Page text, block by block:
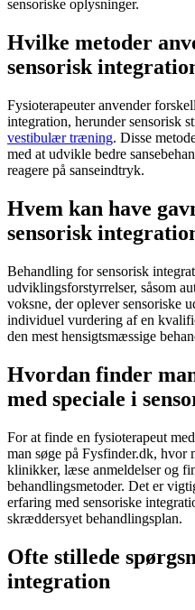
sensoriske oplysninger.
Hvilke metoder
sensorisk
Fysioterapeuter anvender
integration, herunder sensorisk
vestibulær træning. Disse
med at udvikle bedre
reagere på sanseindtryk.
Hvem kan have
sensorisk
Behandling forsensorisk
udviklingsforstyrrelser, såsom
voksne, der oplever sensoriske
individuel vurdering af en
den mest hensigtsmæssige
Hvordan finder
med speciale i
For at finde en fysioterapeut
man søge på Fysfinder.dk, hvor
klinikker, læse anmeldelser og
behandlingsmetoder. Det er
erfaring med sensoriske
skræddersyet behandlingsplan.
Ofte stillede
integration